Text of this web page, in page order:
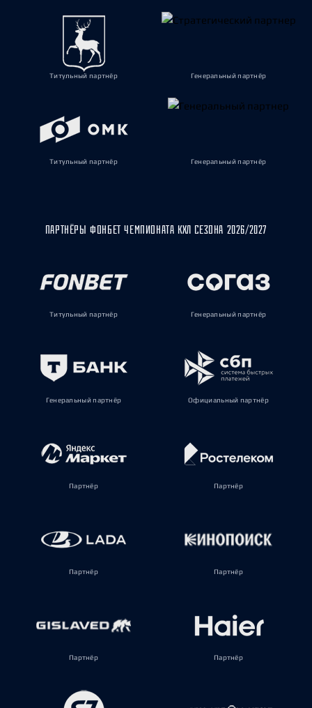
Титульный партнёр Генеральный партнёр
Титульный партнёр Генеральный партнёр
ПАРТНЁРЫ ФОНБЕТ ЧЕМПИОНАТА КХЛ СЕЗОНА 2026/2027
Титульный партнёр Генеральный партнёр
Генеральный партнёр Официальный партнёр
Партнёр Партнёр
Партнёр Партнёр
Партнёр Партнёр